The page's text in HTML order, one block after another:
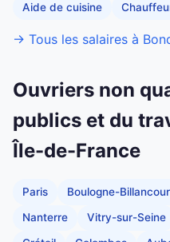
Aide de cuisine
→ Tous les salaires à
Ouvriers non
publics et du
Île-de-France
Paris Boulogne-
Nanterre Vitry-sur-Seine